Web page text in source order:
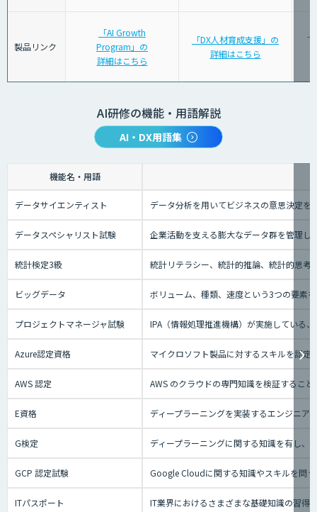
製品リンク
「AI Growth
Program」の
詳細はこちら
「DX人材育成支援」の
詳細はこちら
AI研修の機能・用語解説
AI・DX用語集
機能名・用語
データサイエンティスト データ分析を用いてビジネスの意思決定
データスペシャリスト試験 企業活動を支える膨大なデータ群を管理し
統計検定3級 統計リテラシー、統計的推論、統計的思考
ビッグデータ ボリューム、種類、速度という3つの要素
プロジェクトマネージャ試験 IPA（情報処理推進機構）が実施している
Azure認定資格 マイクロソフト製品に対するスキルを認
AWS 認定 AWS のクラウドの専門知識を検証するこ
E資格 ディープラーニングを実装するエンジニア
G検定 ディープラーニングに関する知識を有し
GCP 認定試験 Google Cloudに関する知識やスキルを問
ITパスポート IT業界におけるさまざまな基礎知識の習得